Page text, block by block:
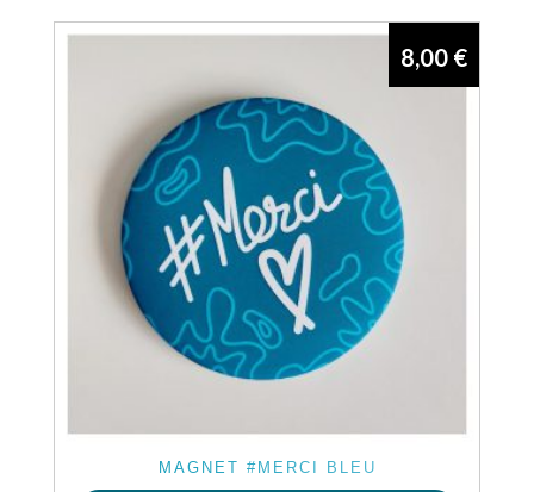
MAGNET #MERCI BLEU
8,00 €